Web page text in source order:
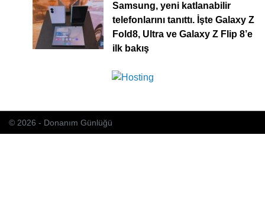
Samsung, yeni katlanabilir
telefonlarını tanıttı. İşte Galaxy Z
Fold8, Ultra ve Galaxy Z Flip 8’e
ilk bakış
© 2026 - Donanım Günlüğü